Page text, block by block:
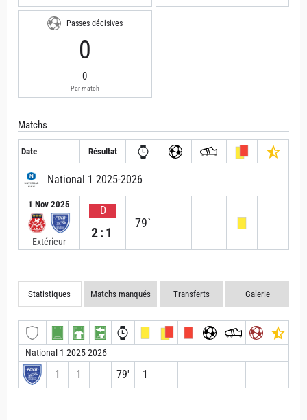
Passes décisives
0
0
Par match
Matchs
Date Résultat
National 1 2025-2026
1 Nov 2025
Extérieur
D
2:1
79`
Statistiques Matchs manqués Transferts Galerie
National 1 2025-2026
1 1 79′ 1